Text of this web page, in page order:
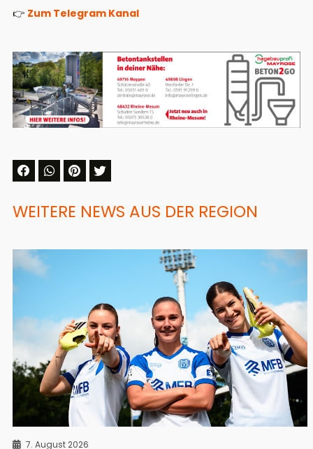
👉 Zum Telegram Kanal
WEITERE NEWS AUS DER REGION
7. August 2026